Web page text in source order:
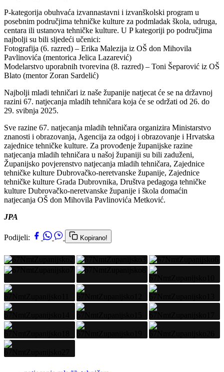
P-kategorija obuhvaća izvannastavni i izvanškolski program u
posebnim područjima tehničke kulture za podmladak škola, udruga,
centara ili ustanova tehničke kulture. U P kategoriji po područjima
najbolji su bili sljedeći učenici:
Fotografija (6. razred) – Erika Malezija iz OŠ don Mihovila
Pavlinovića (mentorica Jelica Lazarević)
Modelarstvo uporabnih tvorevina (8. razred) – Toni Šeparović iz OŠ
Blato (mentor Zoran Sardelić)
Najbolji mladi tehničari iz naše županije natjecat će se na državnoj
razini 67. natjecanja mladih tehničara koja će se održati od 26. do
29. svibnja 2025.
Sve razine 67. natjecanja mladih tehničara organizira Ministarstvo
znanosti i obrazovanja, Agencija za odgoj i obrazovanje i Hrvatska
zajednice tehničke kulture. Za provođenje županijske razine
natjecanja mladih tehničara u našoj županiji su bili zaduženi,
Županijsko povjerenstvo natjecanja mladih tehničara, Zajednice
tehničke kulture Dubrovačko-neretvanske županije, Zajednice
tehničke kulture Grada Dubrovnika, Društva pedagoga tehničke
kulture Dubrovačko-neretvanske županije i škola domaćin
natjecanja OŠ don Mihovila Pavlinovića Metković.
JPA
Podijeli: Kopirano!